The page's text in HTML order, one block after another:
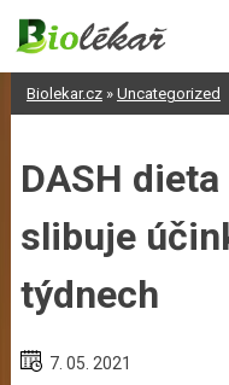
Skip
content
Biolekar.cz» Uncategorized
DASH
slibuje
týdnech
7. 05. 2021